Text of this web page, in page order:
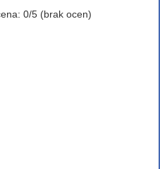
0/5 (brak ocen)